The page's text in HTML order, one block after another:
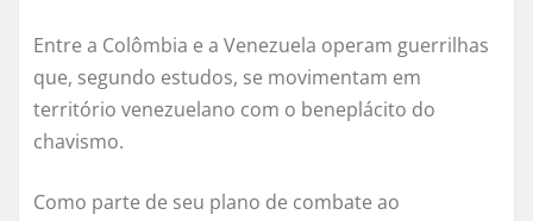
Entre a Colômbia e a Venezuela operam guerrilhas
que, segundo estudos, se movimentam em
território venezuelano com o beneplácito do
chavismo.
Como parte de seu plano de combate ao